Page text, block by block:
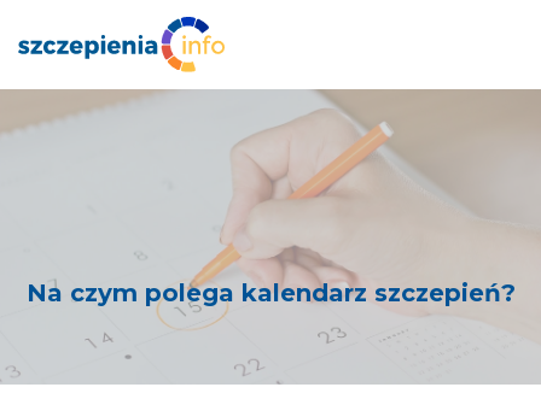
Na czym polega kalendarz szczepień?